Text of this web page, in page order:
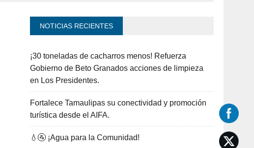
NOTICIAS RECIENTES
¡30 toneladas de cacharros menos! Refuerza
Gobierno de Beto Granados acciones de limpieza
en Los Presidentes.
Fortalece Tamaulipas su conectividad y promoción
turística desde el AIFA.
💧🚰 ¡Agua para la Comunidad!